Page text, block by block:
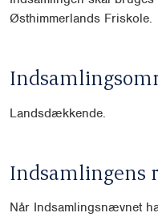
Østhimmerlands Friskole.
Landsdækkende.
Indsamlingens
Når Indsamlingsnævnet